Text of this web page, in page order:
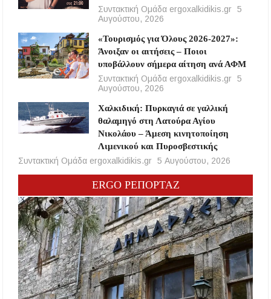
Συντακτική Ομάδα ergoxalkidikis.gr 5
Αυγούστου, 2026
«Τουρισμός για Όλους 2026-2027»:
Άνοιξαν οι αιτήσεις – Ποιοι
υποβάλλουν σήμερα αίτηση ανά ΑΦΜ
Συντακτική Ομάδα ergoxalkidikis.gr 5
Αυγούστου, 2026
Χαλκιδική: Πυρκαγιά σε γαλλική
θαλαμηγό στη Λατούρα Αγίου
Νικολάου – Άμεση κινητοποίηση
Λιμενικού και Πυροσβεστικής
Συντακτική Ομάδα ergoxalkidikis.gr 5 Αυγούστου, 2026
ERGO ΡΕΠΟΡΤΑΖ